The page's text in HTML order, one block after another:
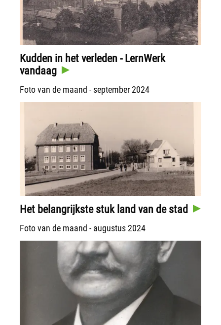
Kudden in het verleden - LernWerk
vandaag
Foto van de maand - september 2024
Het belangrijkste stuk land van de stad
Foto van de maand - augustus 2024